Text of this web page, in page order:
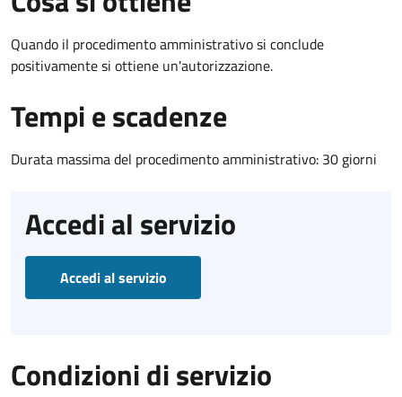
Quando il procedimento amministrativo si conclude
positivamente si ottiene un'autorizzazione.
Tempi e scadenze
Durata massima del procedimento amministrativo: 30 giorni
Accedi al servizio
Accedi al servizio
Condizioni di servizio